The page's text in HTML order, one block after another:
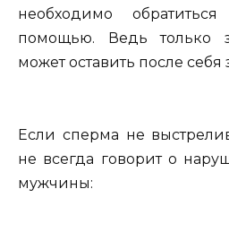
необходимо
помощью. Ведь только
может оставить после себя
Если сперма не
не всегда говорит о
мужчины: